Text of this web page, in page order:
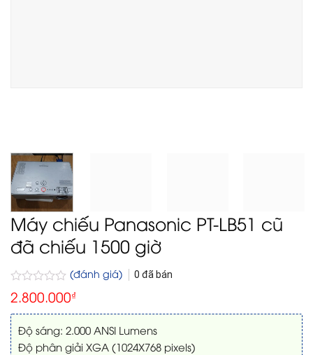
Máy chiếu Panasonic PT-LB51 cũ
đã chiếu 1500 giờ
Được
xếp
hạng
0
5
sao
(đánh giá) 0 đã bán
2.800.000₫
Độ sáng: 2.000 ANSI Lumens
Độ phân giải XGA (1024X768 pixels)